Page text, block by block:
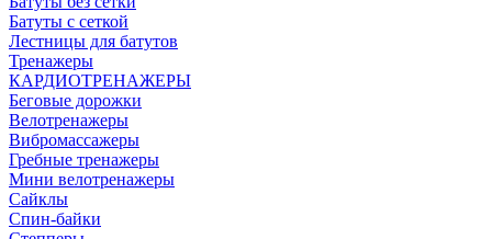
Батуты с сеткой
Лестницы для батутов
Тренажеры
КАРДИОТРЕНАЖЕРЫ
Беговые дорожки
Велотренажеры
Вибромассажеры
Гребные тренажеры
Мини велотренажеры
Сайклы
Спин-байки